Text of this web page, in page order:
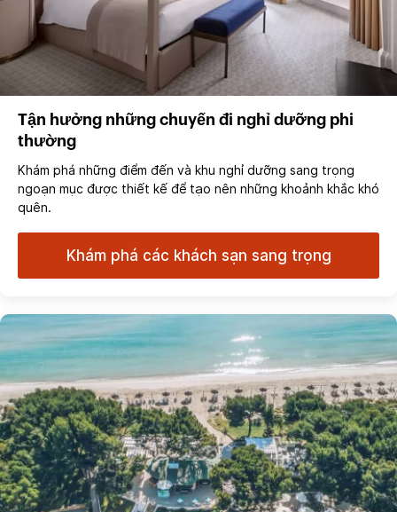
Tận hưởng những chuyến đi nghỉ dưỡng phi
thường
Khám phá những điểm đến và khu nghỉ dưỡng sang trọng
ngoạn mục được thiết kế để tạo nên những khoảnh khắc khó
quên.
Khám phá các khách sạn sang trọng